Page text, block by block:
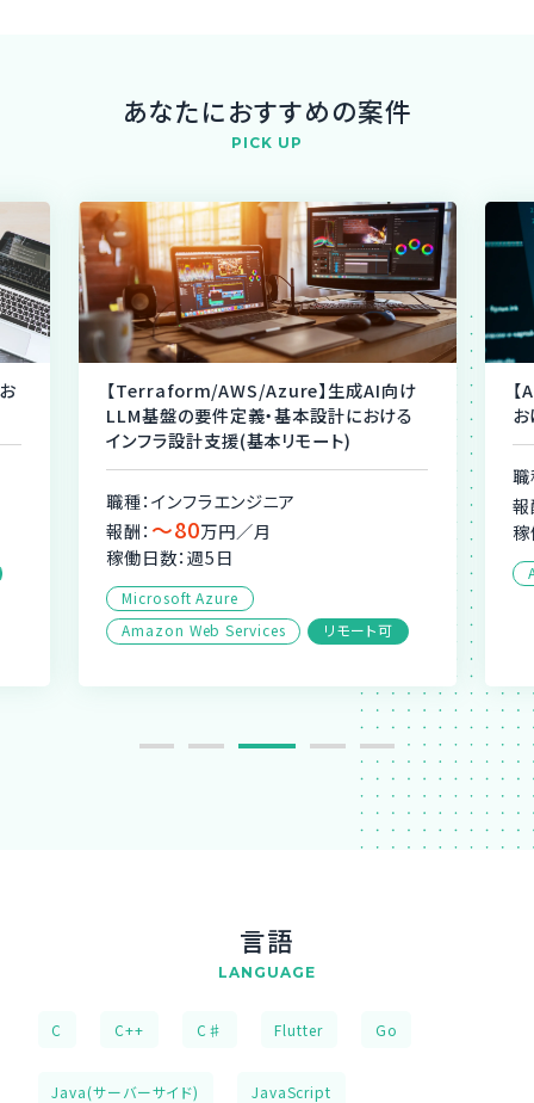
あなたにおすすめの案件
PICK UP
【Terraform/AWS/Azure】生成AI向け
LLM基盤の要件定義・基本設計における
インフラ設計支援(基本リモート)
職種：インフラエンジニア
報酬： 〜80万円／月
稼働日数：週5日
Microsoft Azure
Amazon Web Services
リモート可
職
報
言語
LANGUAGE
C C++ C♯ Flutter Go
Java(サーバーサイド) JavaScript